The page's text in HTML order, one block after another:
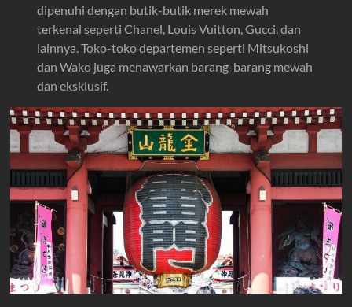
dipenuhi dengan butik-butik merek mewah
terkenal seperti Chanel, Louis Vuitton, Gucci, dan
lainnya. Toko-toko departemen seperti Mitsukoshi
dan Wako juga menawarkan barang-barang mewah
dan eksklusif.